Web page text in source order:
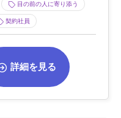
目の前の人に寄り添う
契約社員
詳細を見る